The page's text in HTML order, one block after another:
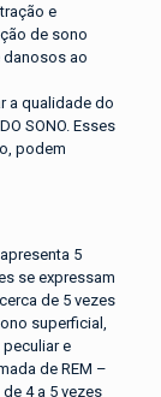
e
de sono
danosos ao
a qualidade do
SONO. Esses
podem
5
se expressam
de 5 vezes
superficial,
e
de REM –
4 a 5 vezes